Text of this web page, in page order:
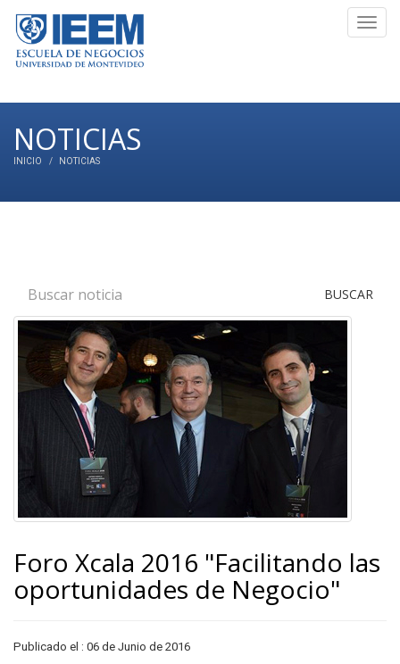
NOTICIAS
INICIO NOTICIAS
BUSCAR
Foro Xcala 2016 "Facilitando las
oportunidades de Negocio"
Publicado el : 06 de Junio de 2016